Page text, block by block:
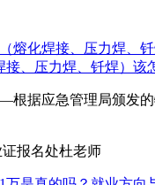
、压力焊、钎焊）该
据应急管理局颁发的
报名处杜老师